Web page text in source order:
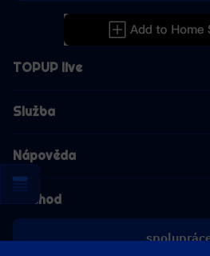
TOPUP live
Služba
Nápověda
Obchod